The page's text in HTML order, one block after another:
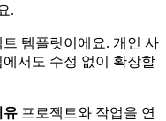
.
템플릿이에요. 개인 사
서도 수정 없이 확장할
유 프로젝트와 작업을 연